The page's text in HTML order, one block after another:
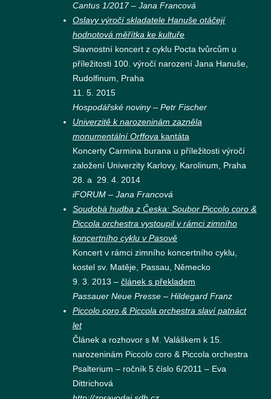
Cantus 1/2017 – Jana Francová
Oslavy výročí skladatele Hanuše otáčejí
hodnotová měřítka ke kultuře
Slavnostní koncert z cyklu Pocta tvůrcům u
příležitosti 100. výročí narození Jana Hanuše,
Rudolfinum, Praha
11. 5. 2015
Hospodářské noviny – Petr Fischer
Univerzitě k narozeninám zazněla
monumentální Orffova kantáta
Koncerty Carmina burana u příležitosti výročí
založení Univerzity Karlovy, Karolinum, Praha
28. a 29. 4. 2014
iFORUM – Jana Francová
Soudobá hudba z Česka: Soubor Piccolo coro &
Piccola orchestra vystoupil v rámci zimního
koncertního cyklu v Pasově
Koncert v rámci zimního koncertního cyklu,
kostel sv. Matěje, Passau, Německo
9. 3. 2013 – článek s překladem
Passauer Neue Presse – Hildegard Franz
Piccolo coro & Piccola orchestra slaví patnáct
let
Článek a rozhovor s M. Valáškem k 15.
narozeninám Piccolo coro & Piccola orchestra
Psalterium – ročník 5 číslo 6/2011 – Eva
Dittrichová